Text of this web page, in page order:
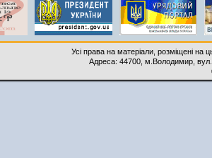
Усі права на матеріали, розміщені на
Адреса: 44700, м.Володимир,